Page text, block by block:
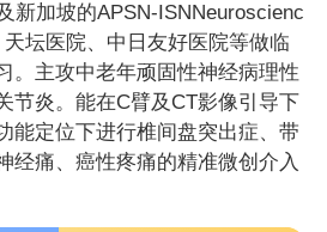
新加坡的APSN-ISNNeuroscienc
坛医院、中日友好医院等做临
。主攻中老年顽固性神经病理性
节炎。能在C臂及CT影像引导下
能定位下进行椎间盘突出症、带
经痛、癌性疼痛的精准微创介入